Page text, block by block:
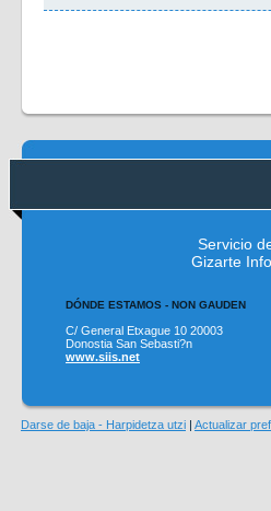
Servicio
Gizarte
DÓNDE ESTAMOS - NON GAUDEN
C/ General Etxague 10 20003
Donostia San Sebasti?n
www.siis.net
Darse de baja - Harpidetza utzi | Actualizar